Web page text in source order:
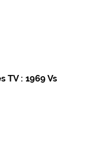
TV : 1969 Vs